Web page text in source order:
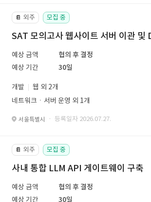
📔 외주 모집 중
SAT 모의고사 웹사이트 서버 이관 및
예상 금액
협의 후 결정
예상 기간
30일
개발
웹 외 2개
네트워크ㆍ서버 운영 외 1개
서울특별시 · 등록일자 2026.07.27.
📔 외주 모집 중
사내 통합 LLM API 게이트웨이 구축
예상 금액
협의 후 결정
예상 기간
30일